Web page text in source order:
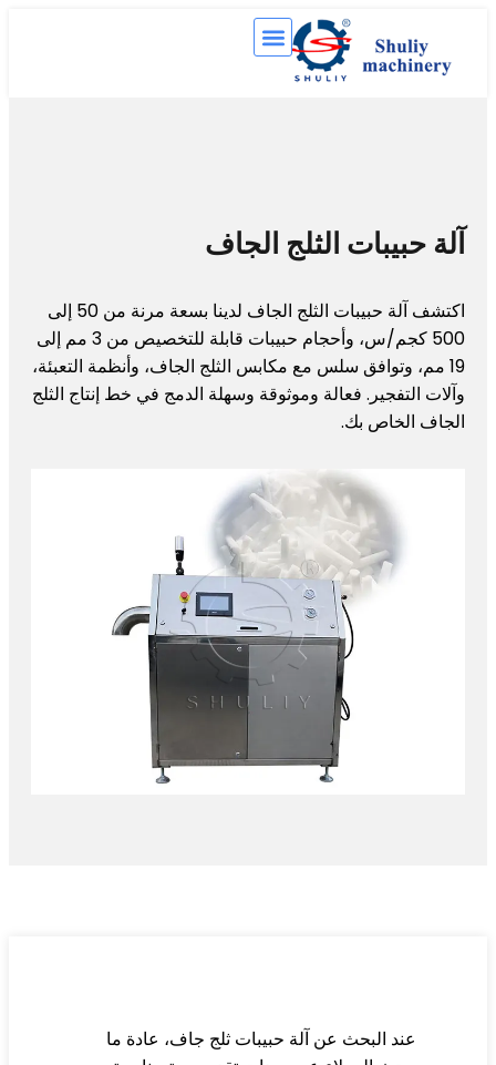
الثلج الجاف
اكتشف آلة حبيبات الثلج الجاف لدينا بسعة مرنة من 50 إلى
500 كجم/س، وأحجام حبيبات قابلة للتخصيص من 3 مم إلى
وتوافق سلس مع مكابس الثلج الجاف، وأنظمة التعبئة،
فعالة وموثوقة وسهلة الدمج في خط إنتاج الثلج
بك.
البحث عن آلة حبيبات ثلج جاف، عادة ما